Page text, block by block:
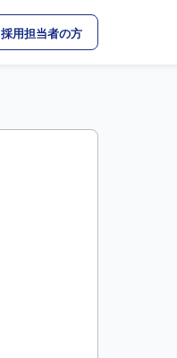
採用担当者の方